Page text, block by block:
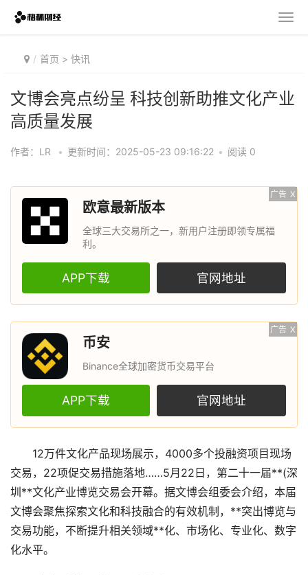
首页 > 快讯
文博会亮点纷呈 科技创新助推文化产业
高质量发展
作者：LR • 更新时间：2025-05-23 09:16:22 • 阅读 0
广告 X
欧意最新版本
全球三大交易所之一，新用户注册即领专属福
利。
APP下载 官网地址
广告 X
币安
Binance全球加密货币交易平台
APP下载 官网地址
12万件文化产品现场展示，4000多个投融资项目现场
交易，22项促交易措施落地……5月22日，第二十一届**(深
圳**文化产业博览交易会开幕。据文博会组委会介绍，本届
文博会聚焦探索文化和科技融合的有效机制，**突出博览与
交易功能，不断提升相关领域**化、市场化、专业化、数字
化水平。